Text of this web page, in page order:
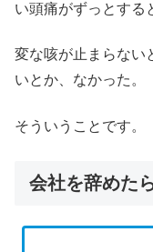
い頭痛がずっとする
変な咳が止まらない
いとか、なかった。
そういうことです。
会社を辞めた